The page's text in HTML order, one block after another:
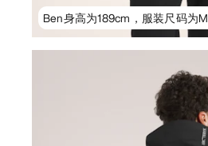
Ben身高为189cm，服装尺码为M